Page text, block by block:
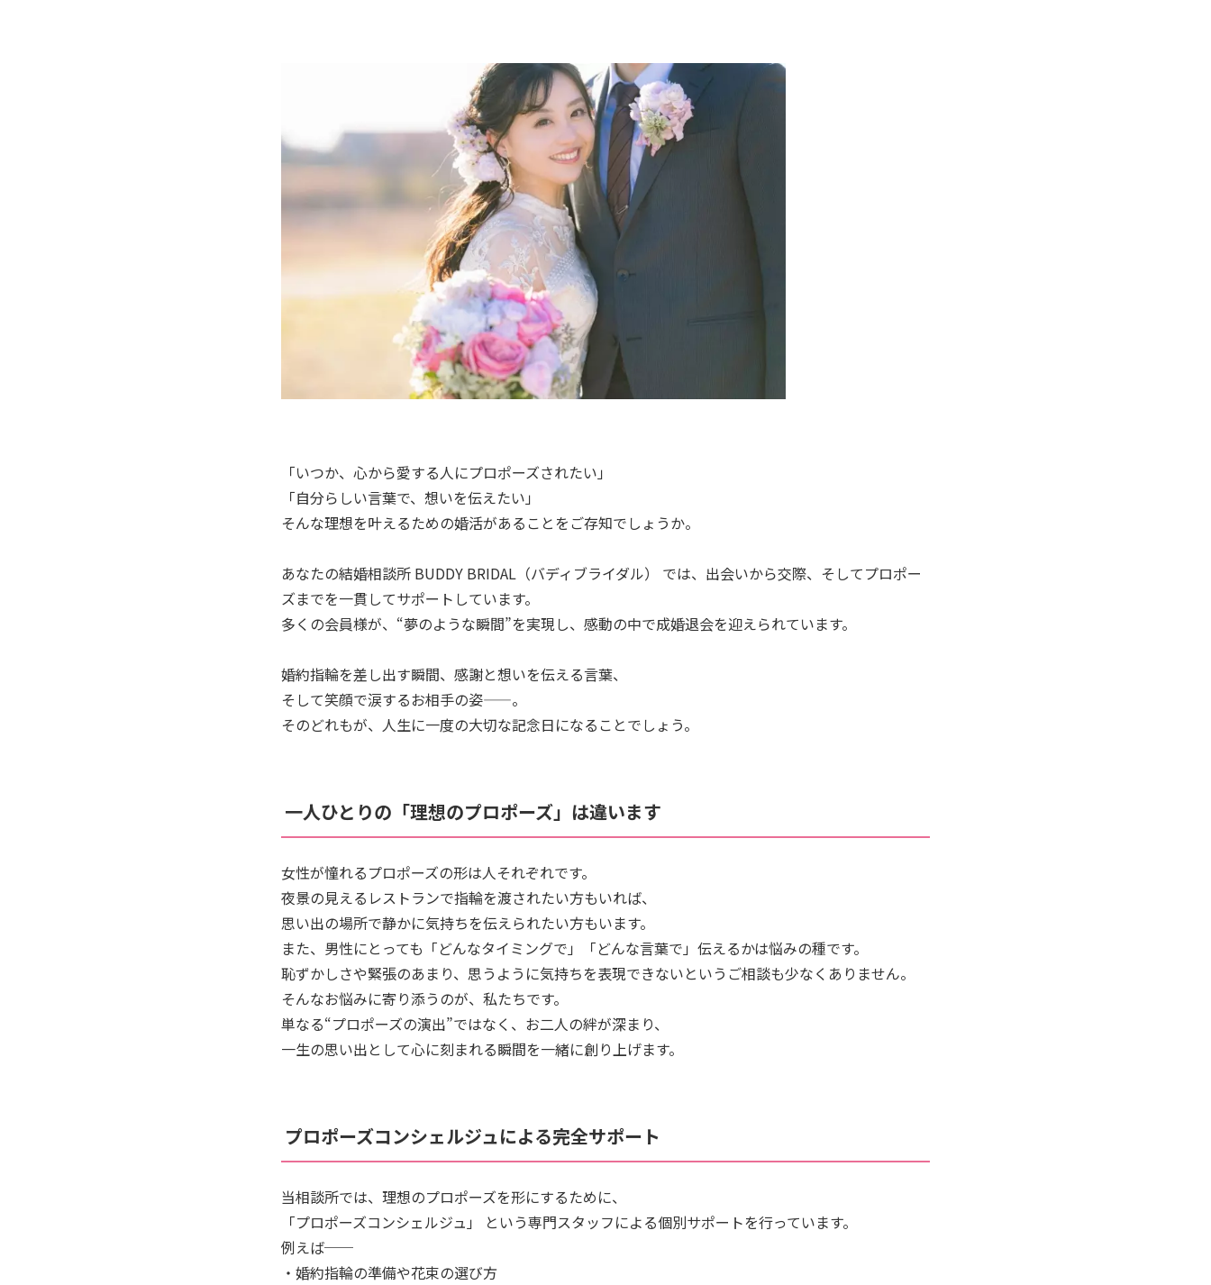
「いつか、心から愛する人にプロポーズされたい」
「自分らしい言葉で、想いを伝えたい」
そんな理想を叶えるための婚活があることをご存知でしょうか。
あなたの結婚相談所 BUDDY BRIDAL（バディブライダル） では、出会いから交際、そしてプロポー
ズまでを一貫してサポートしています。
多くの会員様が、“夢のような瞬間”を実現し、感動の中で成婚退会を迎えられています。
婚約指輪を差し出す瞬間、感謝と想いを伝える言葉、
そして笑顔で涙するお相手の姿——。
そのどれもが、人生に一度の大切な記念日になることでしょう。
一人ひとりの「理想のプロポーズ」は違います
女性が憧れるプロポーズの形は人それぞれです。
夜景の見えるレストランで指輪を渡されたい方もいれば、
思い出の場所で静かに気持ちを伝えられたい方もいます。
また、男性にとっても「どんなタイミングで」「どんな言葉で」伝えるかは悩みの種です。
恥ずかしさや緊張のあまり、思うように気持ちを表現できないというご相談も少なくありません。
そんなお悩みに寄り添うのが、私たちです。
単なる“プロポーズの演出”ではなく、お二人の絆が深まり、
一生の思い出として心に刻まれる瞬間を一緒に創り上げます。
プロポーズコンシェルジュによる完全サポート
当相談所では、理想のプロポーズを形にするために、
「プロポーズコンシェルジュ」 という専門スタッフによる個別サポートを行っています。
例えば──
・婚約指輪の準備や花束の選び方